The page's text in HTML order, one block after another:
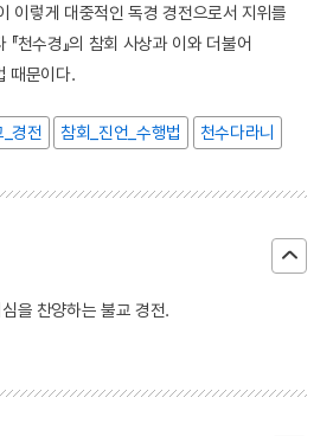
이렇게 대중적인 독경 경전으로서 지위를
천수경』의 참회 사상과 이와 더불어
때문이다.
_경전 참회_진언_수행법 천수다라니
을 찬양하는 불교 경전.